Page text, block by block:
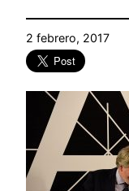
2 febrero, 2017